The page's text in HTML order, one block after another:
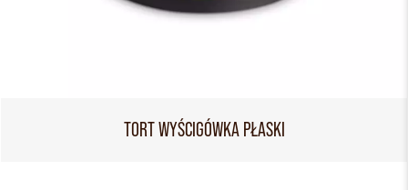
TORT WYŚCIGÓWKA PŁASKI